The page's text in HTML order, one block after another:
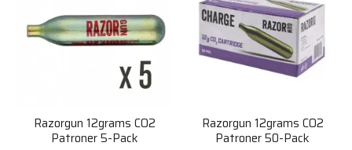
Razorgun 12grams CO2
Patroner 5-Pack
Razorgun 12grams CO2
Patroner 50-Pack